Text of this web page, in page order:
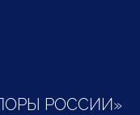
РОССИИ»